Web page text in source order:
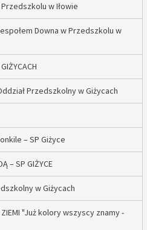
w Iłowie
Downa w Przedszkolu w
Przedszkolny w Giżycach
– SP Giżyce
– SP GIŻYCE
w Giżycach
ZIEMI "Już kolory wszyscy znamy -